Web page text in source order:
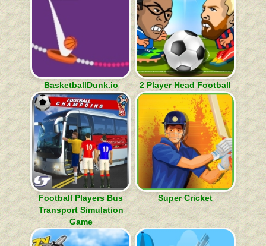
BasketballDunk.io 2 Player Head Football
Football Players Bus
Transport Simulation
Game
Super Cricket